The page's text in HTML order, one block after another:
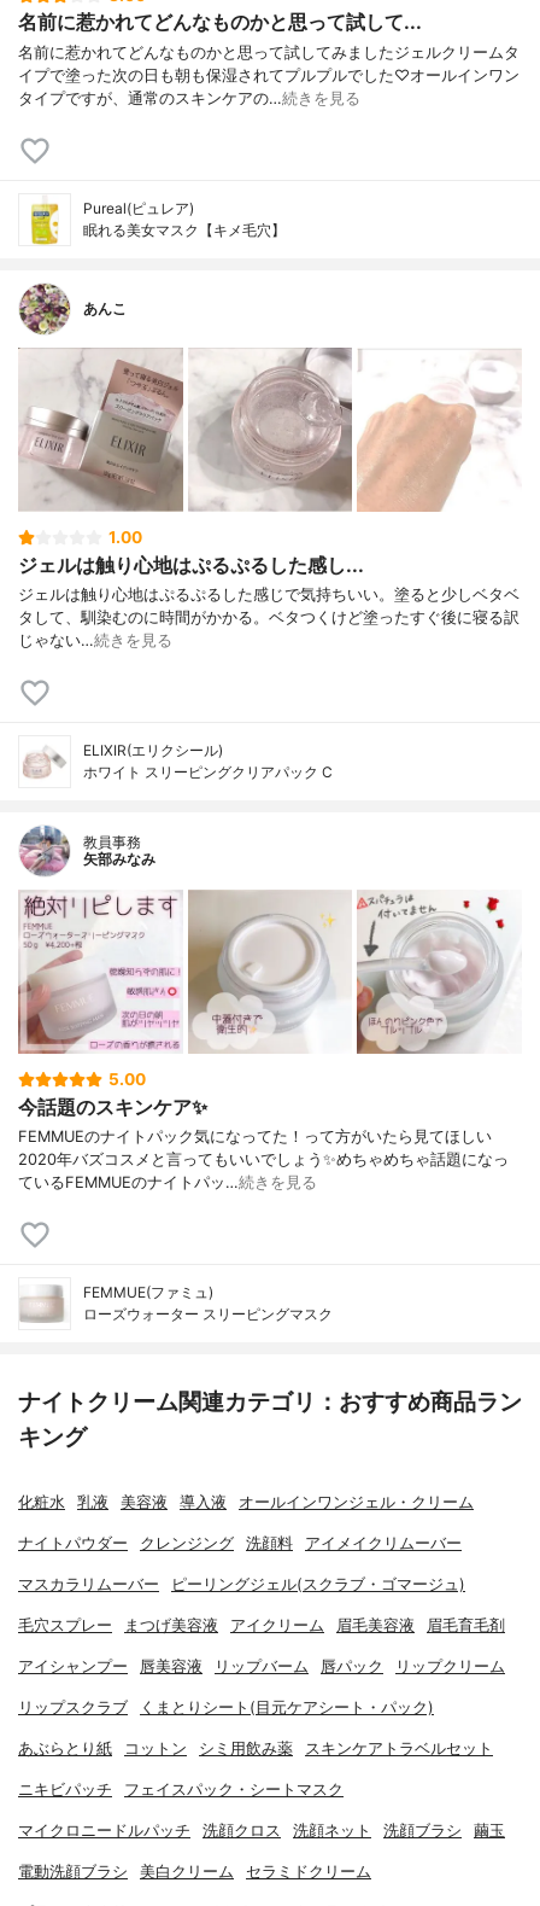
名前に惹かれてどんなものかと思って試して...
名前に惹かれてどんなものかと思って試してみましたジェルクリームタ
イプで塗った次の日も朝も保湿されてプルプルでした♡オールインワン
タイプですが、通常のスキンケアの…続きを見る
Pureal(ピュレア)
眠れる美女マスク【キメ毛穴】
あんこ
1.00
ジェルは触り心地はぷるぷるした感し...
ジェルは触り心地はぷるぷるした感じで気持ちいい。塗ると少しベタベ
タして、馴染むのに時間がかかる。ベタつくけど塗ったすぐ後に寝る訳
じゃない…続きを見る
ELIXIR(エリクシール)
ホワイト スリーピングクリアパック C
教員事務
矢部みなみ
5.00
今話題のスキンケア✨
FEMMUEのナイトパック気になってた！って方がいたら見てほしい
2020年バズコスメと言ってもいいでしょう✨めちゃめちゃ話題になっ
ているFEMMUEのナイトパッ…続きを見る
FEMMUE(ファミュ)
ローズウォーター スリーピングマスク
ナイトクリーム関連カテゴリ：おすすめ商品ラン
キング
化粧水 乳液 美容液 導入液 オールインワンジェル・クリーム
ナイトパウダー クレンジング 洗顔料 アイメイクリムーバー
マスカラリムーバー ピーリングジェル(スクラブ・ゴマージュ)
毛穴スプレー まつげ美容液 アイクリーム 眉毛美容液 眉毛育毛剤
アイシャンプー 唇美容液 リップバーム 唇パック リップクリーム
リップスクラブ くまとりシート(目元ケアシート・パック)
あぶらとり紙 コットン シミ用飲み薬 スキンケアトラベルセット
ニキビパッチ フェイスパック・シートマスク
マイクロニードルパッチ 洗顔クロス 洗顔ネット 洗顔ブラシ 繭玉
電動洗顔ブラシ 美白クリーム セラミドクリーム